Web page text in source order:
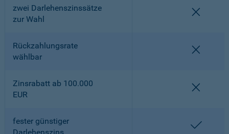
zwei Darlehenszinssätze
zur Wahl
Rückzahlungsrate
wählbar
Zinsrabatt ab 100.000
EUR
fester günstiger